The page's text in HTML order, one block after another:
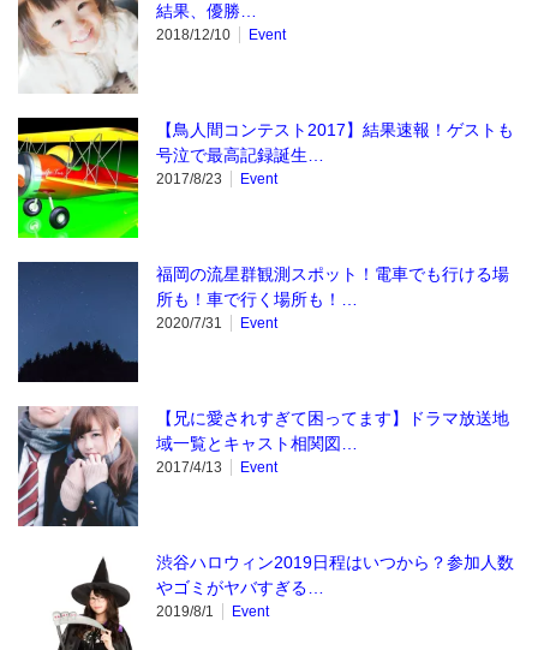
結果、優勝…
2018/12/10 Event
【鳥人間コンテスト2017】結果速報！ゲストも
号泣で最高記録誕生…
2017/8/23 Event
福岡の流星群観測スポット！電車でも行ける場
所も！車で行く場所も！…
2020/7/31 Event
【兄に愛されすぎて困ってます】ドラマ放送地
域一覧とキャスト相関図…
2017/4/13 Event
渋谷ハロウィン2019日程はいつから？参加人数
やゴミがヤバすぎる…
2019/8/1 Event